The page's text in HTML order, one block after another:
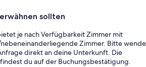
sollten
je nach Verfügbarkeit Zimmer mit
Zimmer. Bitte wende
direkt an deine Unterkunft. Die
du auf der Buchungsbestätigung.